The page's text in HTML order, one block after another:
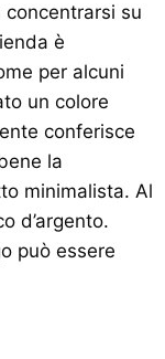
su
è
per alcuni
un colore
conferisce
la
minimalista. Al
d’argento.
può essere